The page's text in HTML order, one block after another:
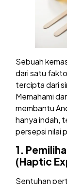
Sebuah
dari satu
tercipta dari
Memahami
membantu
hanya indah,
persepsi nilai
1.
(Haptic
Sentuhan